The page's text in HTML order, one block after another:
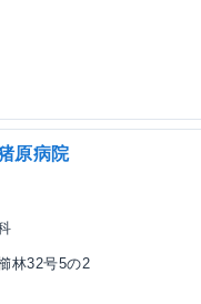
原病院
林32号5の2